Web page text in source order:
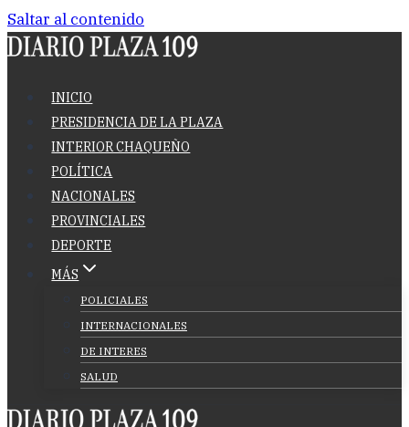
Saltar al contenido
INICIO
PRESIDENCIA DE LA PLAZA
INTERIOR CHAQUEÑO
POLÍTICA
NACIONALES
PROVINCIALES
DEPORTE
MÁS
POLICIALES
INTERNACIONALES
DE INTERES
SALUD